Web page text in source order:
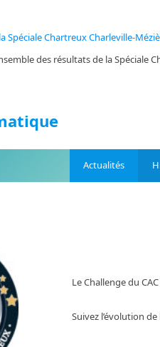
Spéciale Chartreux Charleville-
des résultats de la Spéciale
Actualités
Le Challenge du
Suivez l’évolution de